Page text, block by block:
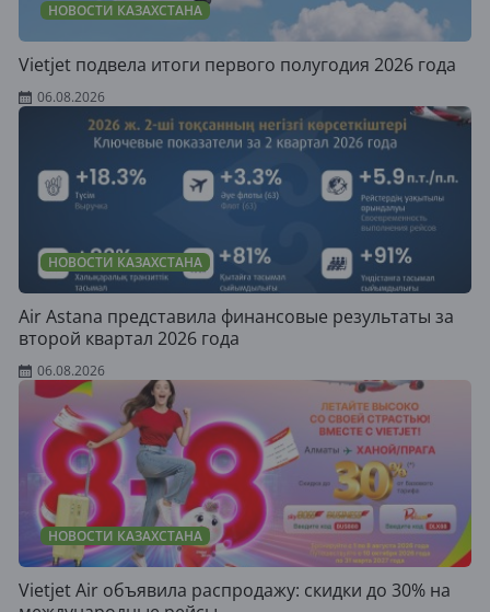
НОВОСТИ КАЗАХСТАНА
Vietjet подвела итоги первого полугодия 2026 года
06.08.2026
НОВОСТИ КАЗАХСТАНА
Air Astana представила финансовые результаты за
второй квартал 2026 года
06.08.2026
НОВОСТИ КАЗАХСТАНА
Vietjet Air объявила распродажу: скидки до 30% на